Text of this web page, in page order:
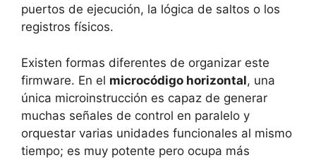
puertos de ejecución, la lógica de saltos o los
registros físicos.
Existen formas diferentes de organizar este
firmware. En el microcódigo horizontal, una
única microinstrucción es capaz de generar
muchas señales de control en paralelo y
orquestar varias unidades funcionales al mismo
tiempo; es muy potente pero ocupa más